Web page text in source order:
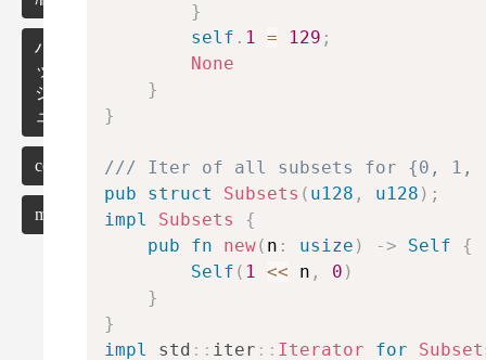
レ
ー
タ
ー
乱
数
ハ
ッ
シ
ュ
collections
misc
}
self . 1 = 129 ;
None
}
}
/// Iter of all subsets for {0, 1,
pub
struct Subsets ( u128 , u128 ) ;
impl
Subsets
{
pub
fn new( n : usize ) -> Self
{
Self ( 1 << n , 0 )
}
}
impl
std :: iter :: Iterator for